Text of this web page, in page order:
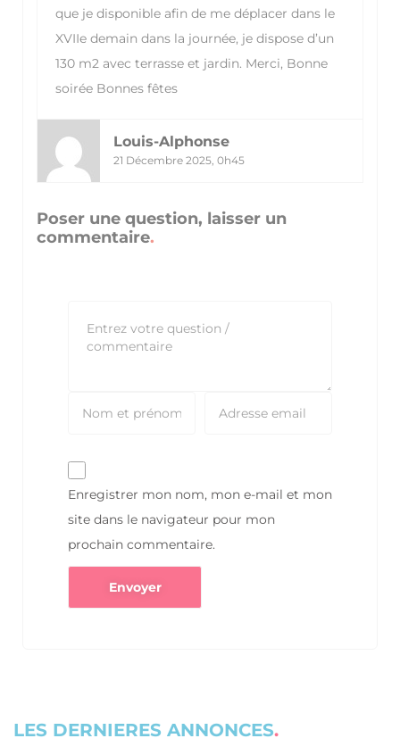
que je disponible afin de me déplacer dans le
XVIIe demain dans la journée, je dispose d’un
130 m2 avec terrasse et jardin. Merci, Bonne
soirée Bonnes fêtes
Louis-Alphonse
21 Décembre 2025, 0h45
Poser une question, laisser un
commentaire
Enregistrer mon nom, mon e-mail et mon
site dans le navigateur pour mon
prochain commentaire.
LES DERNIERES ANNONCES